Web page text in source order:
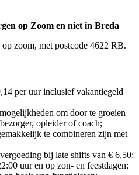
op Zoom en niet in Breda
zoom, met postcode 4622 RB.
per uur inclusief vakantiegeld
om door te groeien
opleider of coach;
te combineren zijn met
bij late shifts van € 6,50;
uur en op zon- en feestdagen;